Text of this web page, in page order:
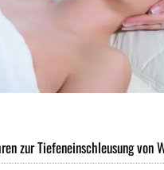
zur Tiefeneinschleusung von